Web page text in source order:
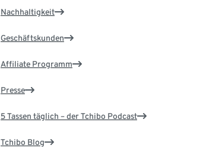
Nachhaltigkeit
Geschäftskunden
Affiliate Programm
Presse
5 Tassen täglich – der Tchibo Podcast
Tchibo Blog